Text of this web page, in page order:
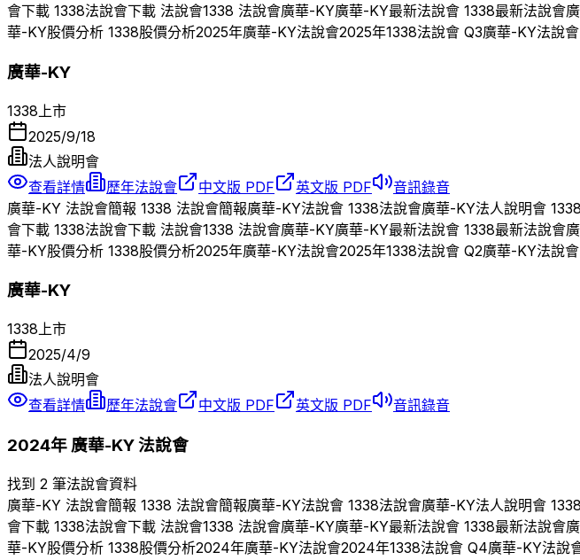
會下載 1338法說會下載 法說會1338 法說會廣華-KY廣華-KY最新法說會 1338最新法說會
華-KY股價分析 1338股價分析2025年廣華-KY法說會2025年1338法說會 Q3廣華-KY法說
廣華-KY
1338 上市
2025/9/18
法人說明會
查看詳情
歷年法說會 中文版 PDF 英文版 PDF
音訊錄音
廣華-KY 法說會簡報 1338 法說會簡報廣華-KY法說會 1338法說會廣華-KY法人說明會 1338
會下載 1338法說會下載 法說會1338 法說會廣華-KY廣華-KY最新法說會 1338最新法說會
華-KY股價分析 1338股價分析2025年廣華-KY法說會2025年1338法說會 Q2廣華-KY法說
廣華-KY
1338上市
2025/4/9
法人說明會
查看詳情
歷年法說會 中文版 PDF 英文版 PDF 音訊錄音
2024年 廣華-KY法說會
找到 2 筆法說會資料
廣華-KY 法說會簡報 1338 法說會簡報廣華-KY法說會 1338法說會廣華-KY法人說明會 1338
會下載 1338法說會下載 法說會1338 法說會廣華-KY廣華-KY最新法說會 1338最新法說會
華-KY股價分析 1338股價分析2024年廣華-KY法說會2024年1338法說會 Q4廣華-KY法說